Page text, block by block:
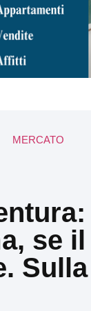
MERCATO
se il
Sulla